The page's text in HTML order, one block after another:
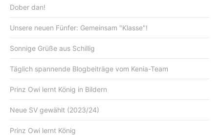
Dober dan!
Unsere neuen Fünfer: Gemeinsam "Klasse"!
Sonnige Grüße aus Schillig
Täglich spannende Blogbeiträge vom Kenia-Team
Prinz Owi lernt König in Bildern
Neue SV gewählt (2023/24)
Prinz Owi lernt König